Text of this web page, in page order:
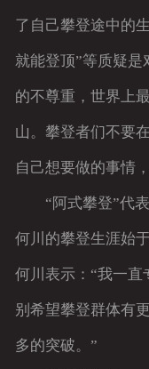
了自己攀登途中的
就能登顶”等质疑
的不尊重，世界上
山。攀登者们不要
自己想要做的事情
“阿式攀登”代表
何川的攀登生涯始
何川表示：“我一
别希望攀登群体有
多的突破。”